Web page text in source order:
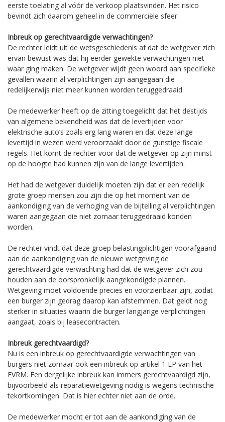
eerste toelating al vóór de verkoop plaatsvinden. Het risico
bevindt zich daarom geheel in de commerciële sfeer.
Inbreuk op gerechtvaardigde verwachtingen?
De rechter leidt uit de wetsgeschiedenis af dat de wetgever zich
ervan bewust was dat hij eerder gewekte verwachtingen niet
waar ging maken. De wetgever wijdt geen woord aan specifieke
gevallen waarin al verplichtingen zijn aangegaan die
redelijkerwijs niet meer kunnen worden teruggedraaid.
De medewerker heeft op de zitting toegelicht dat het destijds
van algemene bekendheid was dat de levertijden voor
elektrische auto’s zoals erg lang waren en dat deze lange
levertijd in wezen werd veroorzaakt door de gunstige fiscale
regels. Het komt de rechter voor dat de wetgever op zijn minst
op de hoogte had kunnen zijn van de lange levertijden.
Het had de wetgever duidelijk moeten zijn dat er een redelijk
grote groep mensen zou zijn die op het moment van de
aankondiging van de verhoging van de bijtelling al verplichtingen
waren aangegaan die niet zomaar teruggedraaid konden
worden.
De rechter vindt dat deze groep belastingplichtigen voorafgaand
aan de aankondiging van de nieuwe wetgeving de
gerechtvaardigde verwachting had dat de wetgever zich zou
houden aan de oorspronkelijk aangekondigde plannen.
Wetgeving moet voldoende precies en voorzienbaar zijn, zodat
een burger zijn gedrag daarop kan afstemmen. Dat geldt nog
sterker in situaties waarin die burger langjarige verplichtingen
aangaat, zoals bij leasecontracten.
Inbreuk gerechtvaardigd?
Nu is een inbreuk op gerechtvaardigde verwachtingen van
burgers niet zomaar ook een inbreuk op artikel 1 EP van het
EVRM. Een dergelijke inbreuk kan immers gerechtvaardigd zijn,
bijvoorbeeld als reparatiewetgeving nodig is wegens technische
tekortkomingen. Dat is hier echter niet aan de orde.
De medewerker mocht er tot aan de aankondiging van de